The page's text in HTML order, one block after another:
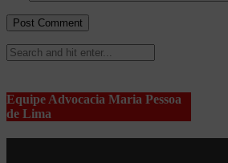
Equipe Advocacia Maria Pessoa
de Lima